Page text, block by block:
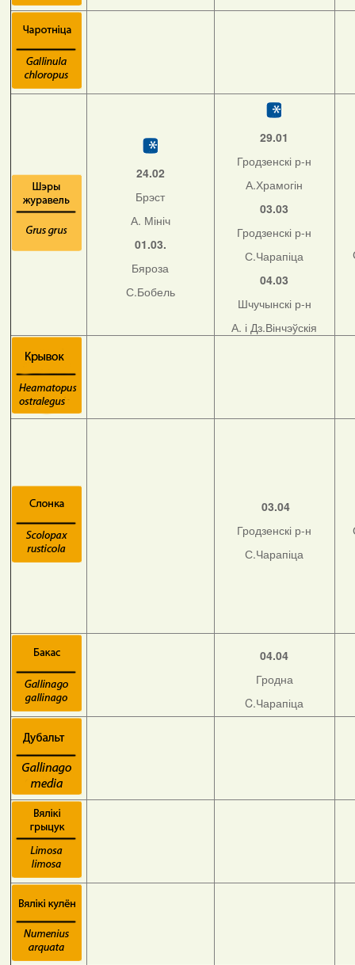
24.02
Брэст
А. Мініч
01.03.
Бяроза
С.Бобель
29.01
Гродзенскі р-н
А.Храмогін
03.03
Гродзенскі р-н
С.Чарапіца
04.03
Шчучынскі р-н
А. і Дз.Вінчэўскія
03.04
Гродзенскі р-н
С.Чарапіца
04.04
Гродна
C.Чарапіца